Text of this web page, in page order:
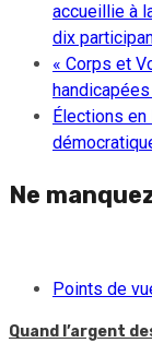
accueillie à
dix
« Corps et
Élections
Ne
Points de
Quand l’argent